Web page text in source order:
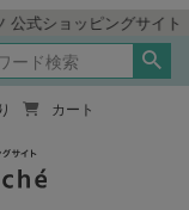
ングサイト「カーペッ
カート